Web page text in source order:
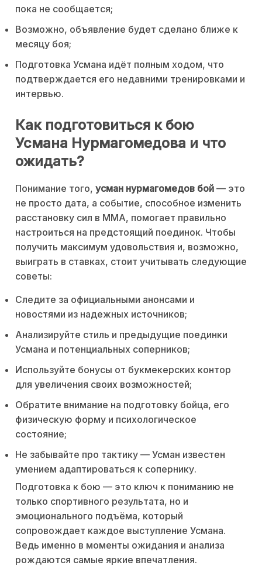
пока не сообщается;
Возможно, объявление будет сделано ближе к
месяцу боя;
Подготовка Усмана идёт полным ходом, что
подтверждается его недавними тренировками и
интервью.
Как подготовиться к бою
Усмана Нурмагомедова и что
ожидать?
Понимание того, усман нурмагомедов бой — это
не просто дата, а событие, способное изменить
расстановку сил в MMA, помогает правильно
настроиться на предстоящий поединок. Чтобы
получить максимум удовольствия и, возможно,
выиграть в ставках, стоит учитывать следующие
советы:
Следите за официальными анонсами и
новостями из надежных источников;
Анализируйте стиль и предыдущие поединки
Усмана и потенциальных соперников;
Используйте бонусы от букмекерских контор
для увеличения своих возможностей;
Обратите внимание на подготовку бойца, его
физическую форму и психологическое
состояние;
Не забывайте про тактику — Усман известен
умением адаптироваться к сопернику.
Подготовка к бою — это ключ к пониманию не
только спортивного результата, но и
эмоционального подъёма, который
сопровождает каждое выступление Усмана.
Ведь именно в моменты ожидания и анализа
рождаются самые яркие впечатления.